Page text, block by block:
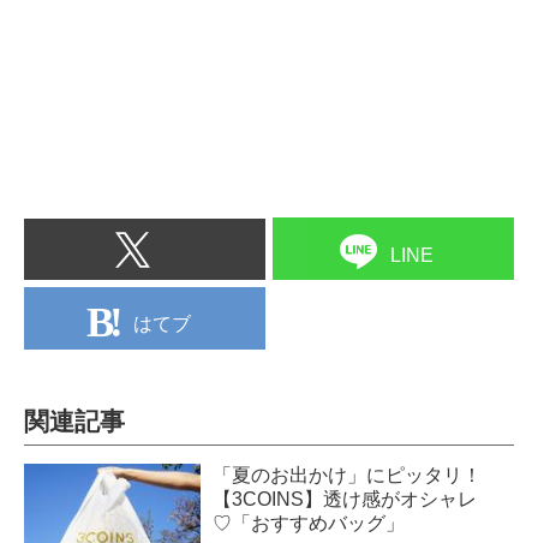
LINE
はてブ
関連記事
「夏のお出かけ」にピッタリ！
【3COINS】透け感がオシャレ
♡「おすすめバッグ」